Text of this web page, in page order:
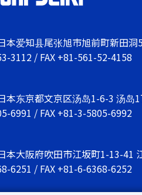
本爱知县尾张旭市旭前町新田洞
3112 / FAX +81-561-52-4158
本东京都文京区汤岛1-6-3 汤岛
6991 / FAX +81-3-5805-6992
本大阪府吹田市江坂町1-13-41
6251 / FAX +81-6-6368-6252